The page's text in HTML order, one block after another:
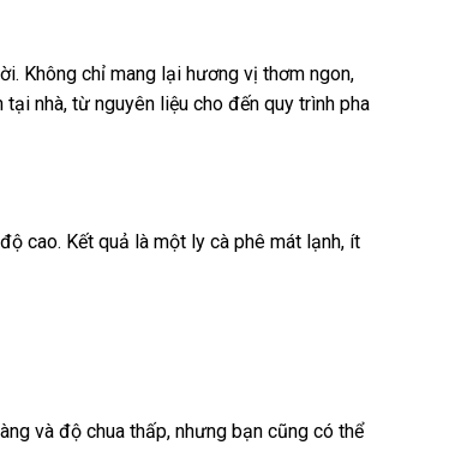
Không chỉ mang lại hương vị thơm ngon,
nhà, từ nguyên liệu cho đến quy trình pha
cao. Kết quả là một ly cà phê mát lạnh, ít
và độ chua thấp, nhưng bạn cũng có thể